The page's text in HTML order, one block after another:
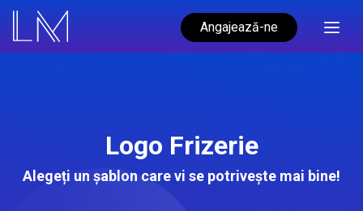
Angajează-ne
Logo Frizerie
Alegeți un șablon care vi se potrivește mai bine!